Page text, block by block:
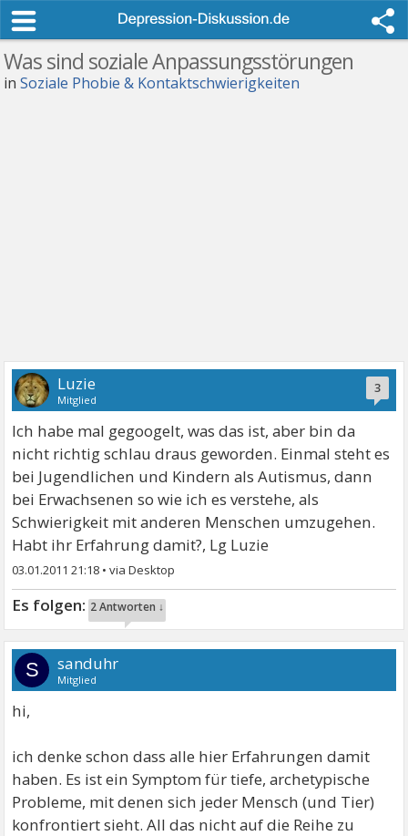
Was sind soziale Anpassungsstörungen
inSoziale Phobie & Kontaktschwierigkeiten
3
Luzie
Mitglied
Ich habe mal gegoogelt, was das ist, aber bin da
nicht richtig schlau draus geworden. Einmal steht es
bei Jugendlichen und Kindern als Autismus, dann
bei Erwachsenen so wie ich es verstehe, als
Schwierigkeit mit anderen Menschen umzugehen.
Habt ihr Erfahrung damit?, Lg Luzie
03.01.2011 21:18 •
2 Antworten ↓
S sanduhr
Mitglied
hi,
ich denke schon dass alle hier Erfahrungen damit
haben. Es ist ein Symptom für tiefe, archetypische
Probleme, mit denen sich jeder Mensch (und Tier)
konfrontiert sieht. All das nicht auf die Reihe zu